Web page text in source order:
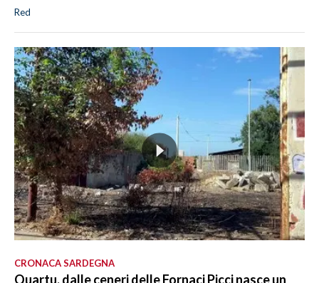
Red
CRONACA SARDEGNA
Quartu, dalle ceneri delle Fornaci Picci nasce un